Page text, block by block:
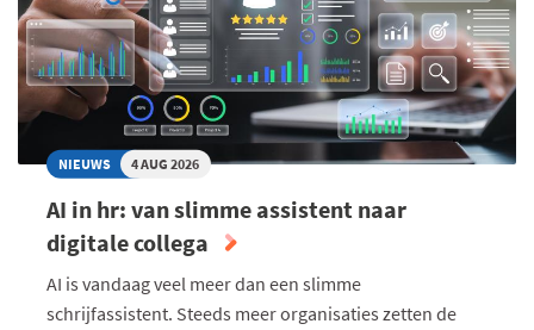
NIEUWS 4 AUG 2026
AI in hr: van slimme assistent naar
digitale collega
AI is vandaag veel meer dan een slimme
schrijfassistent. Steeds meer organisaties zetten de